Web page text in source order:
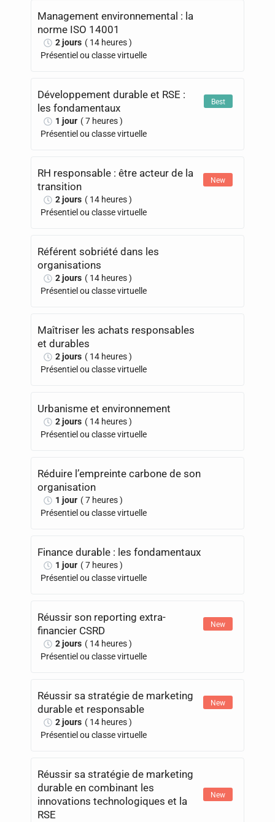
Management environnemental : la
norme ISO 14001
2 jours ( 14 heures )
Présentiel ou classe virtuelle
Développement durable et RSE :
les fondamentaux
Best
1 jour ( 7 heures )
Présentiel ou classe virtuelle
RH responsable : être acteur de la
transition
New
2 jours ( 14 heures )
Présentiel ou classe virtuelle
Référent sobriété dans les
organisations
2 jours ( 14 heures )
Présentiel ou classe virtuelle
Maîtriser les achats responsables
et durables
2 jours ( 14 heures )
Présentiel ou classe virtuelle
Urbanisme et environnement
2 jours ( 14 heures )
Présentiel ou classe virtuelle
Réduire l’empreinte carbone de son
organisation
1 jour ( 7 heures )
Présentiel ou classe virtuelle
Finance durable : les fondamentaux
1 jour ( 7 heures )
Présentiel ou classe virtuelle
Réussir son reporting extra-
financier CSRD
New
2 jours ( 14 heures )
Présentiel ou classe virtuelle
Réussir sa stratégie de marketing
durable et responsable
New
2 jours ( 14 heures )
Présentiel ou classe virtuelle
Réussir sa stratégie de marketing
durable en combinant les
innovations technologiques et la
RSE
New